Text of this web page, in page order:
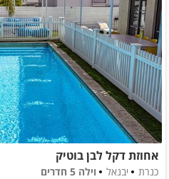
אחוזת דקל לבן בוטיק
כנרת יבנאל
וילה 5 חדרים